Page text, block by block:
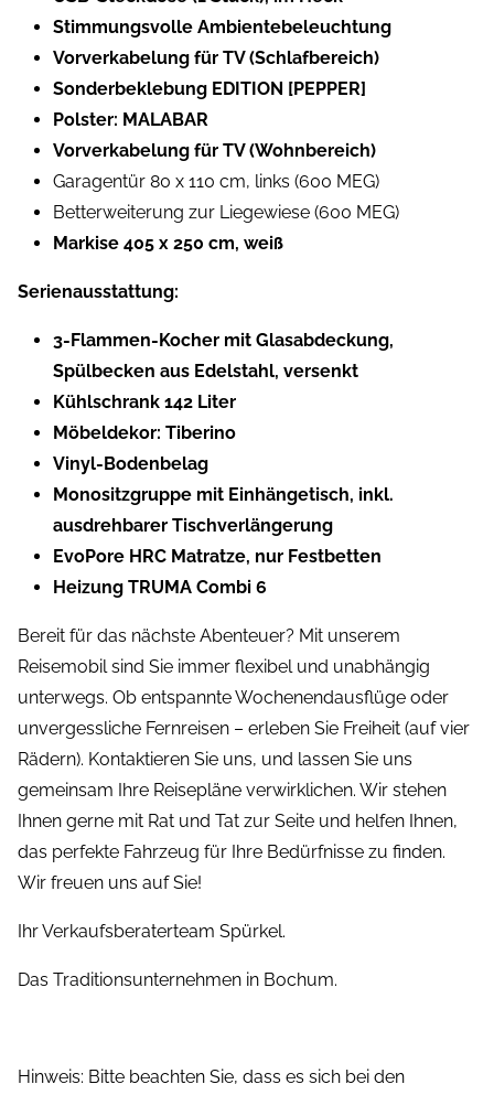
Stimmungsvolle Ambientebeleuchtung
Vorverkabelung für TV (Schlafbereich)
Sonderbeklebung EDITION [PEPPER]
Polster: MALABAR
Vorverkabelung für TV (Wohnbereich)
Garagentür 80 x 110 cm, links (600 MEG)
Betterweiterung zur Liegewiese (600 MEG)
Markise 405 x 250 cm, weiß
Serienausstattung:
3-Flammen-Kocher mit Glasabdeckung,
Spülbecken aus Edelstahl, versenkt
Kühlschrank 142 Liter
Möbeldekor: Tiberino
Vinyl-Bodenbelag
Monositzgruppe mit Einhängetisch, inkl.
ausdrehbarer Tischverlängerung
EvoPore HRC Matratze, nur Festbetten
Heizung TRUMA Combi 6
Bereit für das nächste Abenteuer? Mit unserem
Reisemobil sind Sie immer flexibel und unabhängig
unterwegs. Ob entspannte Wochenendausflüge oder
unvergessliche Fernreisen – erleben Sie Freiheit (auf vier
Rädern). Kontaktieren Sie uns, und lassen Sie uns
gemeinsam Ihre Reisepläne verwirklichen. Wir stehen
Ihnen gerne mit Rat und Tat zur Seite und helfen Ihnen,
das perfekte Fahrzeug für Ihre Bedürfnisse zu finden.
Wir freuen uns auf Sie!
Ihr Verkaufsberaterteam Spürkel.
Das Traditionsunternehmen in Bochum.
Hinweis: Bitte beachten Sie, dass es sich bei den